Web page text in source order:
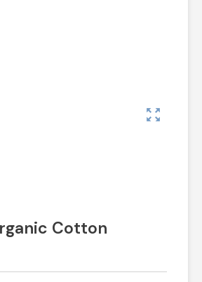
zoom_out_map
Cotton